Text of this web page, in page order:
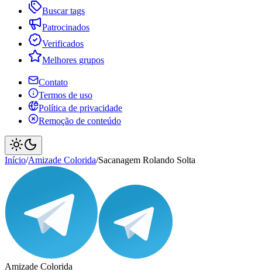
Buscar tags
Patrocinados
Verificados
Melhores grupos
Contato
Termos de uso
Política de privacidade
Remoção de conteúdo
Início/Amizade Colorida/Sacanagem Rolando Solta
Amizade Colorida